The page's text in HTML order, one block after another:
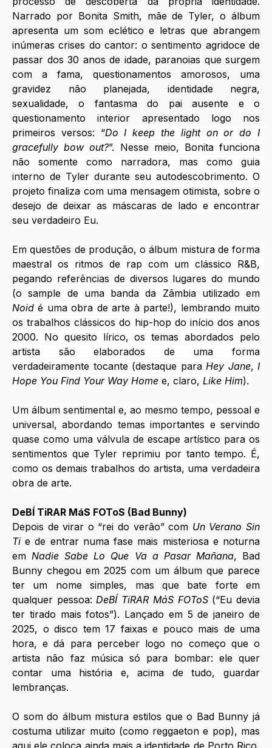
Narrado por Bonita Smith, mãe de Tyler, o álbum
apresenta um som eclético e letras que abrangem
inúmeras crises do cantor: o sentimento agridoce de
passar dos 30 anos de idade, paranoias que surgem
com a fama, questionamentos amorosos, uma
gravidez não planejada, identidade negra,
sexualidade, o fantasma do pai ausente e o
questionamento interior apresentado logo nos
primeiros versos: “Do I keep the light on or do I
gracefully bow out?”. Nesse meio, Bonita funciona
não somente como narradora, mas como guia
interno de Tyler durante seu autodescobrimento. O
projeto finaliza com uma mensagem otimista, sobre o
desejo de deixar as máscaras de lado e encontrar
seu verdadeiro Eu.
Em questões de produção, o álbum mistura de forma
maestral os ritmos de rap com um clássico R&B,
pegando referências de diversos lugares do mundo
Noid é uma obra de arte à parte!), lembrando muito
os trabalhos clássicos do hip-hop do início dos anos
2000. No quesito lírico, os temas abordados pelo
artista são elaborados de uma forma
verdadeiramente tocante (destaque para Hey Jane, I
Hope You Find Your Way Home e, claro, Like Him).
Um álbum sentimental e, ao mesmo tempo, pessoal e
universal, abordando temas importantes e servindo
quase como uma válvula de escape artístico para os
sentimentos que Tyler reprimiu por tanto tempo. É,
como os demais trabalhos do artista, uma verdadeira
obra de arte.
DeBÍ TiRAR MáS FOToS (Bad Bunny)
Depois de virar o “rei do verão” com Un Verano Sin
Ti e de entrar numa fase mais misteriosa e noturna
em Nadie Sabe Lo Que Va a Pasar Mañana, Bad
Bunny chegou em 2025 com um álbum que parece
ter um nome simples, mas que bate forte em
qualquer pessoa: DeBÍ TiRAR MáS FOToS (“Eu devia
ter tirado mais fotos”). Lançado em 5 de janeiro de
2025, o disco tem 17 faixas e pouco mais de uma
hora, e dá para perceber logo no começo que o
artista não faz música só para bombar: ele quer
contar uma história e, acima de tudo, guardar
lembranças.
O som do álbum mistura estilos que o Bad Bunny já
costuma utilizar muito (como reggaeton e pop), mas